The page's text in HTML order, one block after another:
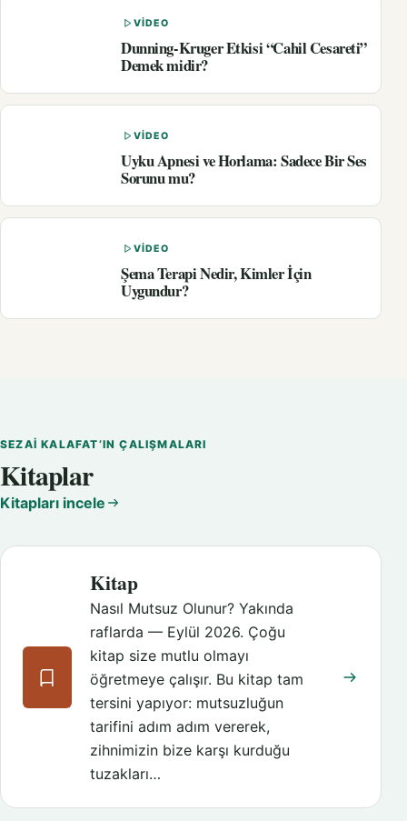
VIDEO
Dunning-Kruger Etkisi “Cahil Cesareti”
Demek midir?
VIDEO
Uyku Apnesi ve Horlama: Sadece Bir Ses
Sorunu mu?
VIDEO
Şema Terapi Nedir, Kimler İçin
Uygundur?
SEZAI KALAFAT’IN ÇALIŞMALARI
Kitaplar
Kitapları incele
Kitap
Nasıl Mutsuz Olunur? Yakında
raflarda — Eylül 2026. Çoğu
kitap size mutlu olmayı
öğretmeye çalışır. Bu kitap tam
tersini yapıyor: mutsuzluğun
tarifini adım adım vererek,
zihnimizin bize karşı kurduğu
tuzakları…